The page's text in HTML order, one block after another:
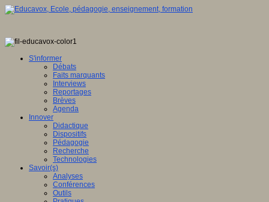
S'informer
Débats
Faits marquants
Interviews
Reportages
Brèves
Agenda
Innover
Didactique
Dispositifs
Pédagogie
Recherche
Technologies
Savoir(s)
Analyses
Conférences
Outils